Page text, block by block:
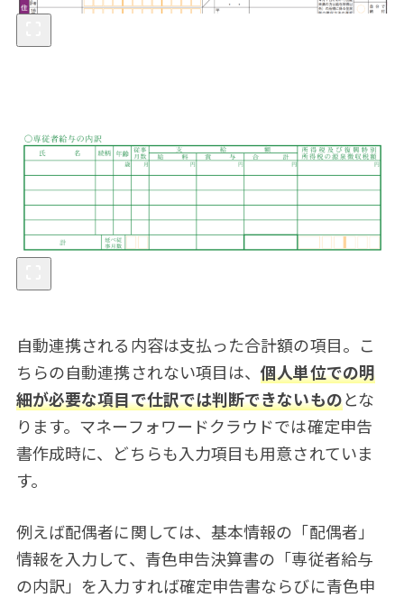
自動連携される内容は支払った合計額の項目。こ
ちらの自動連携されない項目は、個人単位での明
細が必要な項目で仕訳では判断できないものとな
ります。マネーフォワードクラウドでは確定申告
書作成時に、どちらも入力項目も用意されていま
す。
例えば配偶者に関しては、基本情報の「配偶者」
情報を入力して、青色申告決算書の「専従者給与
の内訳」を入力すれば確定申告書ならびに青色申